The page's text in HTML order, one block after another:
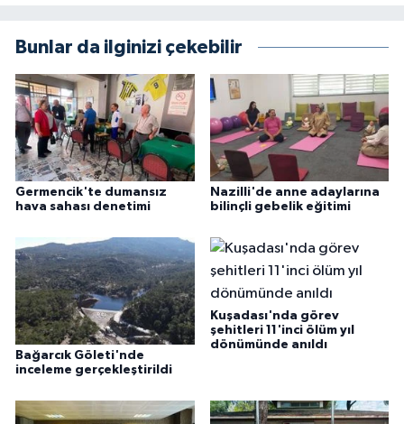
Bunlar da ilginizi çekebilir
Germencik'te dumansız
hava sahası denetimi
Nazilli'de anne adaylarına
bilinçli gebelik eğitimi
Bağarcık Göleti'nde
inceleme gerçekleştirildi
Kuşadası'nda görev
şehitleri 11'inci ölüm yıl
dönümünde anıldı